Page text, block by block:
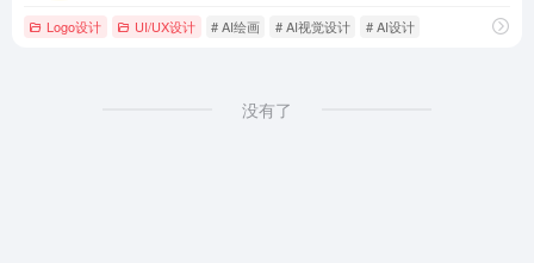
Logo设计 UI/UX设计 # AI绘画 # AI视觉设计 # AI设计
没有了